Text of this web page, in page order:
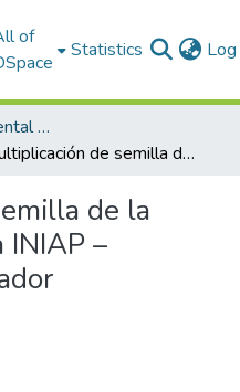
of
Statistics
1.- Estación Experimental Santa Catalina
Multiplicación de semilla de la variedad de quinua INIAP – Tunkahuan en Ecuador
de la
INIAP –